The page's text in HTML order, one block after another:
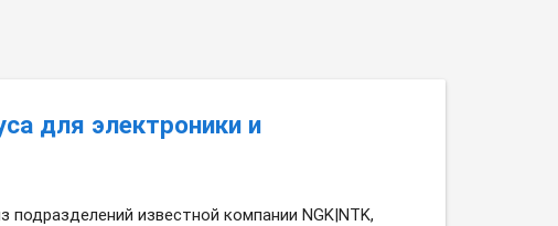
для электроники и
подразделений известной компании NGK|NTK,